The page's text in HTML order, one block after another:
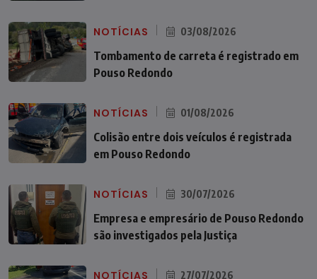
NOTÍCIAS 03/08/2026
Tombamento de carreta é registrado em
Pouso Redondo
NOTÍCIAS 01/08/2026
Colisão entre dois veículos é registrada
em Pouso Redondo
NOTÍCIAS 30/07/2026
Empresa e empresário de Pouso Redondo
são investigados pela Justiça
NOTÍCIAS 27/07/2026